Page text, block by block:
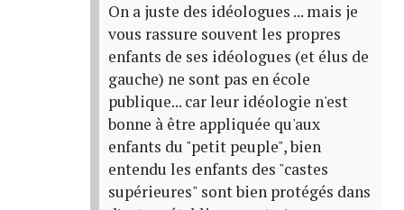
On a juste des idéologues ... mais je
vous rassure souvent les propres
enfants de ses idéologues (et élus de
gauche) ne sont pas en école
publique... car leur idéologie n'est
bonne à être appliquée qu'aux
enfants du "petit peuple", bien
entendu les enfants des "castes
supérieures" sont bien protégés dans